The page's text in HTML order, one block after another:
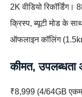
2K वीडियो
क्रिस्प, ब्यूटी मोड के
ऑफलाइन कॉलिंग
कीमत, उपलब्धता
₹8,999 (4/64GB